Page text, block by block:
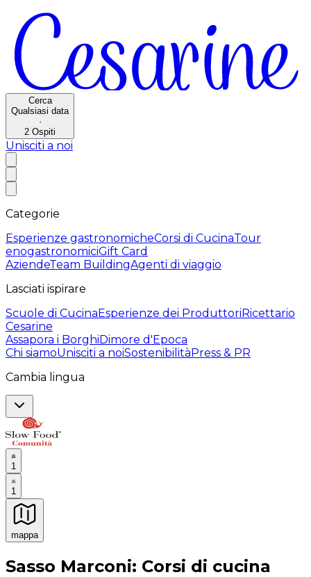
Cerca
Qualsiasi data
·
2 Ospiti
Unisciti a noi
Categorie
Esperienze gastronomicheCorsi di CucinaTour
enogastronomiciGift Card
AziendeTeam BuildingAgenti di viaggio
Lasciati ispirare
Scuole di CucinaEsperienze dei ProduttoriRicettario
Cesarine
Assapora i BorghiDimore d'Epoca
Chi siamoUnisciti a noiSostenibilitàPress & PR
Cambia lingua
1
1
mappa
Esperienze culinarie indimenticabili: Esperienze
Sasso Marconi: Corsi di cucina